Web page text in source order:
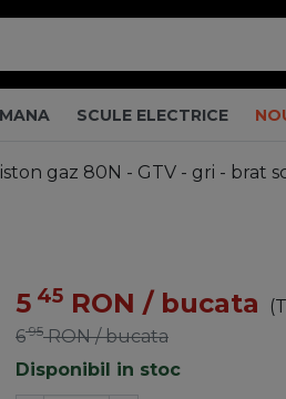
SCULE ELECTRICE
gaz 80N - GTV - gri - brat
5 45 RON / bucata
695 RON / bucata
Disponibil in stoc